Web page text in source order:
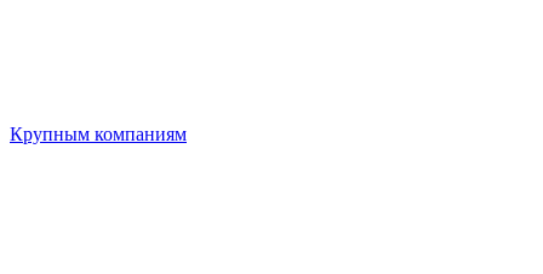
Крупным компаниям